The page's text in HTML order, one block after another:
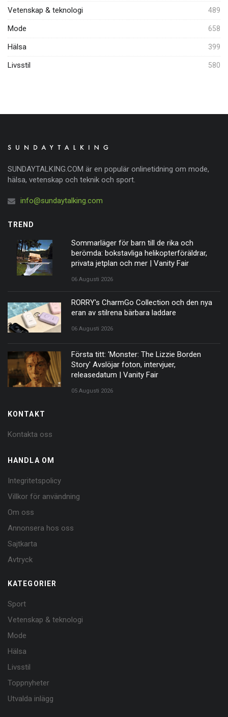
Vetenskap & teknologi 489
Mode 658
Hälsa 399
Livsstil 580
SUNDAYTALKING.COM är en populär onlinetidning om mode,
hälsa, vetenskap och teknik och sport.
info@sundaytalking.com
TREND
Sommarläger för barn till de rika och
berömda: bokstavliga helikopterföräldrar,
privata jetplan och mer | Vanity Fair
06 Augusti 2026
RORRY's CharmGo Collection och den nya
eran av stilrena bärbara laddare
06 Augusti 2026
Första titt: 'Monster: The Lizzie Borden
Story' Avslöjar foton, intervjuer,
releasedatum | Vanity Fair
05 Augusti 2026
KONTAKT
Kontakta oss
HANDLA OM
Integritetspolicy
Villkor för användning
Om oss
Annonsera hos oss
Sajtkarta
Avtryck
KATEGORIER
Sport
Vetenskap & teknologi
Mode
Hälsa
Livsstil
Toppnyheter
Utvalda inlägg